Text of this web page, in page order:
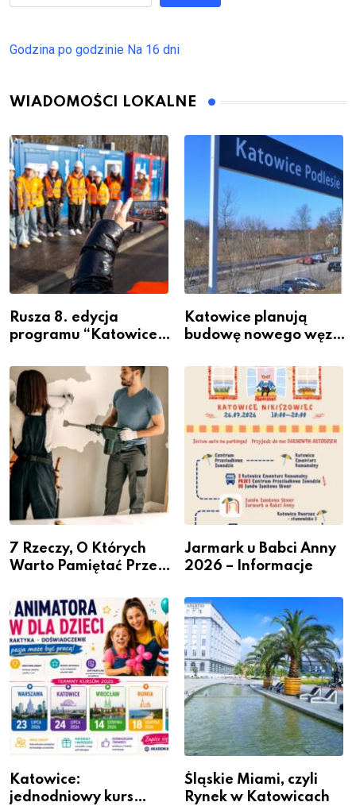
Godzina po godzinie Na 16 dni
WIADOMOŚCI LOKALNE
Rusza 8. edycja
programu “Katowice
– nabór dla
przedsiębiorców
Katowice planują
budowę nowego węzła
Podlesiu
7 Rzeczy, O Których
Warto Pamiętać Przed
Jarmark u Babci Anny
2026 – Informacje
Katowice:
jednodniowy kurs
Śląskie Miami, czyli
Rynek w Katowicach